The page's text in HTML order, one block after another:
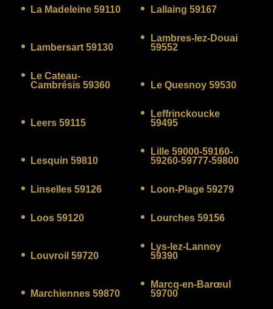
La Madeleine 59110 Lallaing 59167
Lambersart 59130
Lambres-lez-Douai
59552
Le Cateau-
Cambrésis 59360
Le Quesnoy 59530
Leers 59115
Leffrinckoucke
59495
Lesquin 59810
Lille 59000-59160-
59260-59777-59800
Linselles 59126 Loon-Plage 59279
Loos 59120 Lourches 59156
Louvroil 59720
Lys-lez-Lannoy
59390
Marchiennes 59870
Marcq-en-Barœul
59700